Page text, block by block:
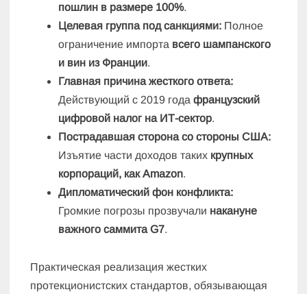
пошлин в размере 100%.
Целевая группа под санкциями: Полное
ограничение импорта всего шампанского
и вин из Франции.
Главная причина жесткого ответа:
Действующий с 2019 годафранцузский
цифровой налог на ИТ-сектор.
Пострадавшая сторона со стороны США:
Изъятие части доходов таких крупных
корпораций, как Amazon.
Дипломатический фон конфликта:
Громкие погрозы прозвучали накануне
важного саммита G7.
Практическая реализация жестких
протекционистских стандартов, обязывающая